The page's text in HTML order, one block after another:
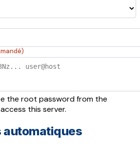
the root password from the
this server.
automatiques